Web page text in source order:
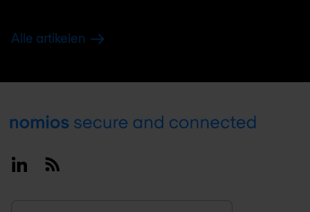
Alle artikelen
Footer
LinkedinRSS